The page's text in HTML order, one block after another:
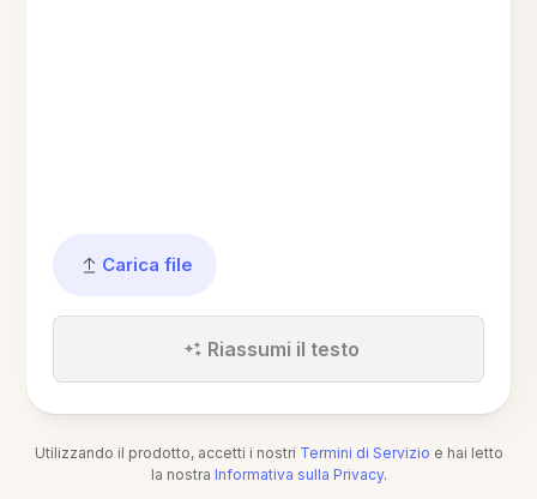
Carica file
Riassumi il testo
Utilizzando il prodotto, accetti i nostri Termini di Servizio e hai letto
la nostra Informativa sulla Privacy.